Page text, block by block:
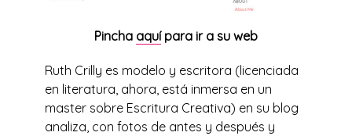
Pincha aquípara ir a su web
Ruth Crilly es modelo y escritora (licenciada
en literatura, ahora, está inmersa en un
master sobre Escritura Creativa) en su blog
analiza, con fotos de antes y después y